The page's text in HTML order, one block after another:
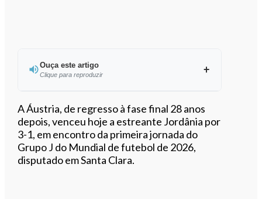
Ouça este artigo
Clique para reproduzir
Ouvir este artigo
A Áustria, de regresso à fase final 28 anos
depois, venceu hoje a estreante Jordânia por
3-1, em encontro da primeira jornada do
Grupo J do Mundial de futebol de 2026,
disputado em Santa Clara.